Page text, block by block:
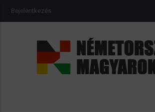
USER
ACCOUNT
Bejelentkezés